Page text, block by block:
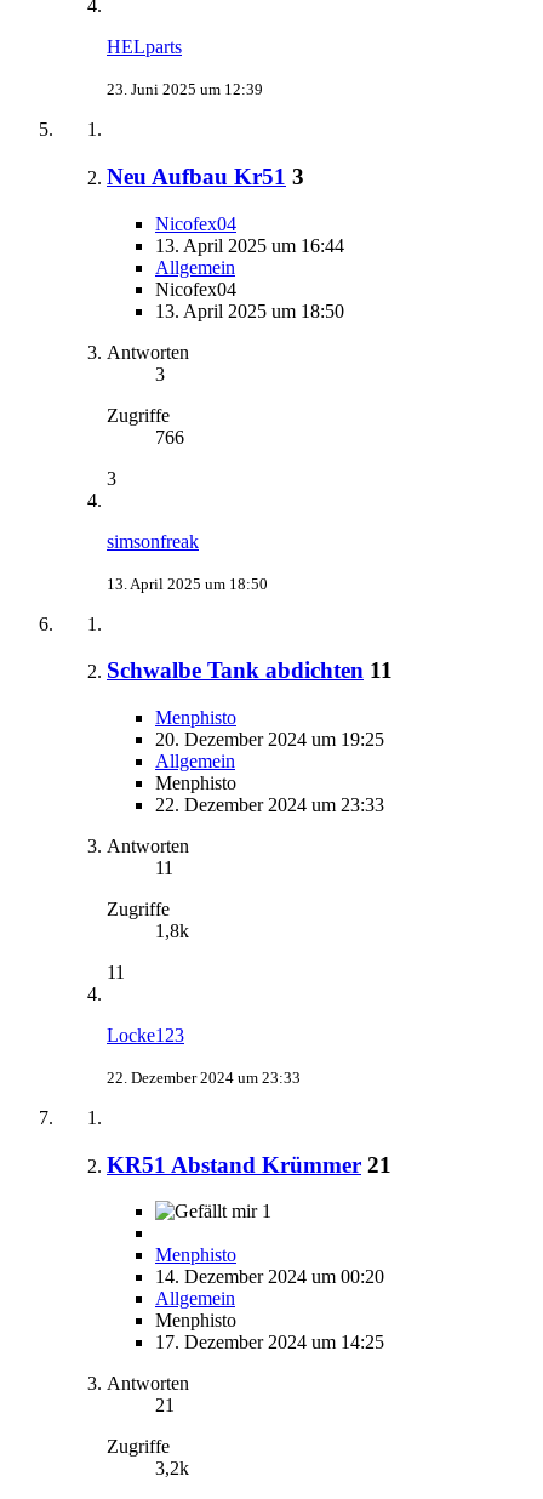
HELparts
23. Juni 2025 um 12:39
Neu Aufbau Kr51 3
Nicofex04
13. April 2025 um 16:44
Allgemein
Nicofex04
13. April 2025 um 18:50
Antworten
3
Zugriffe
766
3
simsonfreak
13. April 2025 um 18:50
Schwalbe Tank abdichten 11
Menphisto
20. Dezember 2024 um 19:25
Allgemein
Menphisto
22. Dezember 2024 um 23:33
Antworten
11
Zugriffe
1,8k
11
Locke123
22. Dezember 2024 um 23:33
KR51 Abstand Krümmer 21
1
Menphisto
14. Dezember 2024 um 00:20
Allgemein
Menphisto
17. Dezember 2024 um 14:25
Antworten
21
Zugriffe
3,2k